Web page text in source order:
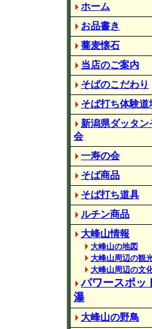
ホーム
お品書き
蕎麦懐石
当店のご案内
そばのこだわり
そば打ち体験道
新潟県ダッタン
会
一寿の会
そば商品
そば打ち道具
ルチン商品
大峰山情報
大峰山の地図
大峰山周辺の観
大峰山周辺の文
パワースポッ
瀑
大峰山の野鳥